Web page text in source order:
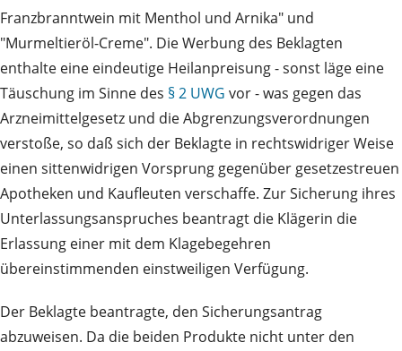
Franzbranntwein mit Menthol und Arnika" und
"Murmeltieröl-Creme". Die Werbung des Beklagten
enthalte eine eindeutige Heilanpreisung - sonst läge eine
Täuschung im Sinne des § 2 UWG vor - was gegen das
Arzneimittelgesetz und die Abgrenzungsverordnungen
verstoße, so daß sich der Beklagte in rechtswidriger Weise
einen sittenwidrigen Vorsprung gegenüber gesetzestreuen
Apotheken und Kaufleuten verschaffe. Zur Sicherung ihres
Unterlassungsanspruches beantragt die Klägerin die
Erlassung einer mit dem Klagebegehren
übereinstimmenden einstweiligen Verfügung.
Der Beklagte beantragte, den Sicherungsantrag
abzuweisen. Da die beiden Produkte nicht unter den